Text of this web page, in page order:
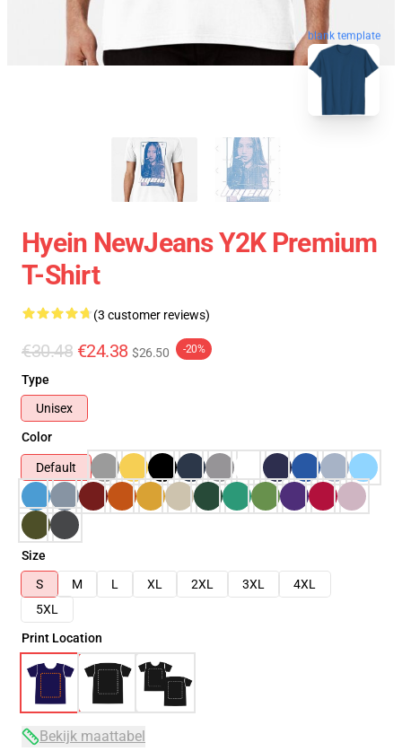
blank template
Hyein NewJeans Y2K Premium
T-Shirt
(3 customer reviews)
€30.48 €24.38 $26.50 -20%
Type
Unisex
Color
Default
Size
S
M L XL 2XL 3XL
4XL
5XL
Print Location
Bekijk maattabel